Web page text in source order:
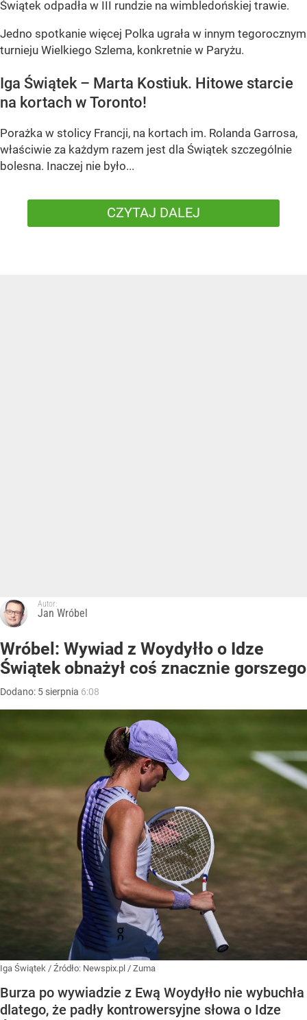
Świątek odpadła w III rundzie na wimbledońskiej trawie.
Jedno spotkanie więcej Polka ugrała w innym tegorocznym
turnieju Wielkiego Szlema, konkretnie w Paryżu.
Iga Świątek – Marta Kostiuk. Hitowe starcie
na kortach w Toronto!
Porażka w stolicy Francji, na kortach im. Rolanda Garrosa,
właściwie za każdym razem jest dla Świątek szczególnie
bolesna. Inaczej nie było...
CZYTAJ DALEJ
Autor:
Jan Wróbel
Wróbel: Wywiad z Woydyłło o Idze
Świątek obnażył coś znacznie gorszego
Dodano: 5 sierpnia 6:08
Iga Świątek / Źródło: Newspix.pl / Zuma
Burza po wywiadzie z Ewą Woydyłło nie wybuchła
dlatego, że padły kontrowersyjne słowa o Idze